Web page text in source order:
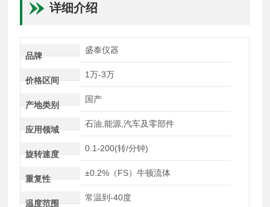
详细介绍
品牌
盛泰仪器
价格区间
1万-3万
产地类别
国产
应用领域
石油,能源,汽车及零部件
旋转速度
0.1-200(转/分钟)
重复性
±0.2%（FS）牛顿流体
温度范围
常温到-40度